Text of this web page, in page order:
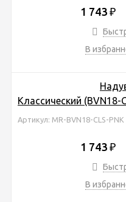
1 743 ₽
В
Классический (BVN18-
Артикул: MR-BVN18-CLS-PNK
1 743 ₽
В